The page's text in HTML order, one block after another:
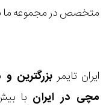
متخصص در مجموعه ما
ایران تایمر بزرگترین و
مچی در ایران